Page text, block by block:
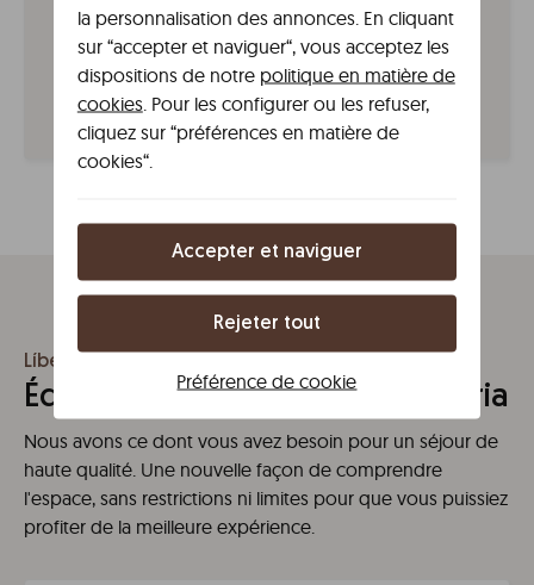
En train
Vous pouvez venir ici en train depuis Madrid,
Barcelone, Saint-Sébastien et Pampelune.
Líbere Vitoria
Équipements chez Líbere Vitoria
Nous avons ce dont vous avez besoin pour un séjour de
haute qualité. Une nouvelle façon de comprendre
l'espace, sans restrictions ni limites pour que vous puissiez
profiter de la meilleure expérience.
la personnalisation des annonces. En cliquant
sur “accepter et naviguer“, vous acceptez les
dispositions de notre politique en matière de
cookies. Pour les configurer ou les refuser,
cliquez sur “préférences en matière de
cookies“.
Accepter et naviguer
Rejeter tout
Préférence de cookie